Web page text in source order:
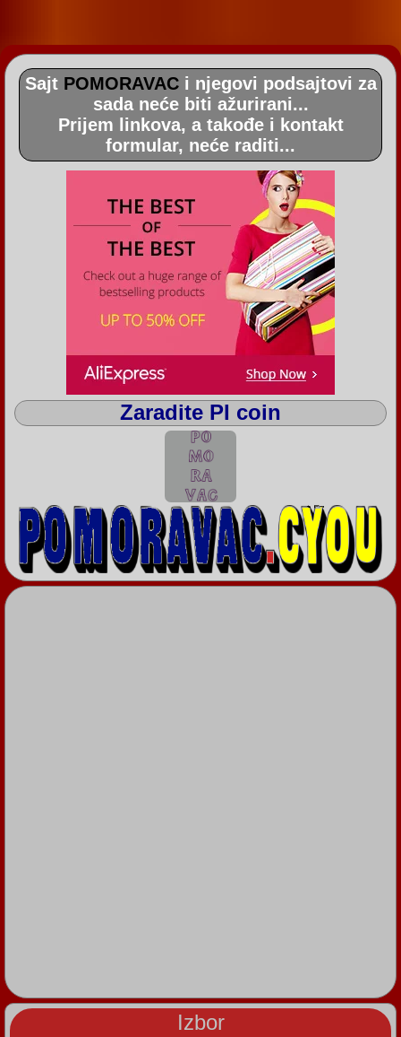
Sajt POMORAVACi njegovi podsajtovi za
sada neće biti ažurirani...
Prijem linkova, a takođe i kontakt
formular, neće raditi...
Zaradite PI coin
Izbor